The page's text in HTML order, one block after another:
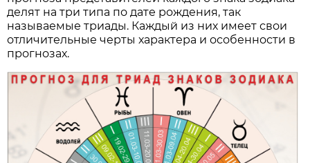
делят на три типа по дате рождения, так
называемые триады. Каждый из них имеет свои
отличительные черты характера и особенности в
прогнозах.